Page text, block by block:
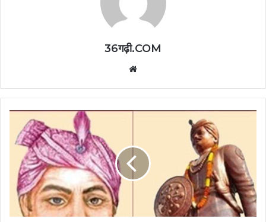
36गढ़ी.COM